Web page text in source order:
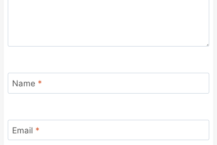
Name *
Email *